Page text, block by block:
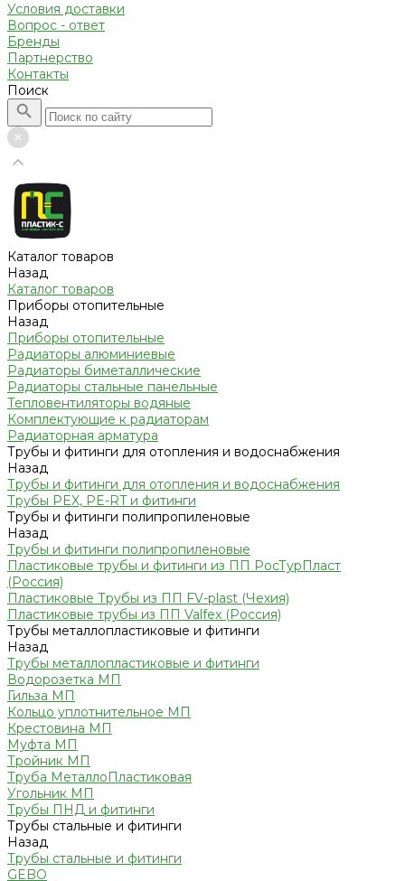
Условия доставки
Вопрос - ответ
Бренды
Партнерство
Контакты
Поиск
Каталог товаров
Назад
Каталог товаров
Приборы отопительные
Назад
Приборы отопительные
Радиаторы алюминиевые
Радиаторы биметаллические
Радиаторы стальные панельные
Тепловентиляторы водяные
Комплектующие к радиаторам
Радиаторная арматура
Трубы и фитинги для отопления и водоснабжения
Назад
Трубы и фитинги для отопления и водоснабжения
Трубы PEX, PE-RT и фитинги
Трубы и фитинги полипропиленовые
Назад
Трубы и фитинги полипропиленовые
Пластиковые трубы и фитинги из ПП РосТурПласт
(Россия)
Пластиковые Трубы из ПП FV-plast (Чехия)
Пластиковые трубы из ПП Valfex (Россия)
Трубы металлопластиковые и фитинги
Назад
Трубы металлопластиковые и фитинги
Водорозетка МП
Гильза МП
Кольцо уплотнительное МП
Крестовина МП
Муфта МП
Тройник МП
Труба МеталлоПластиковая
Угольник МП
Трубы ПНД и фитинги
Трубы стальные и фитинги
Назад
Трубы стальные и фитинги
GEBO